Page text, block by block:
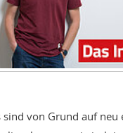
sind von Grund auf neu